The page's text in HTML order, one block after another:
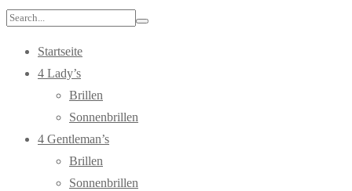
Search
Startseite
4 Lady’s
Brillen
Sonnenbrillen
4 Gentleman’s
Brillen
Sonnenbrillen